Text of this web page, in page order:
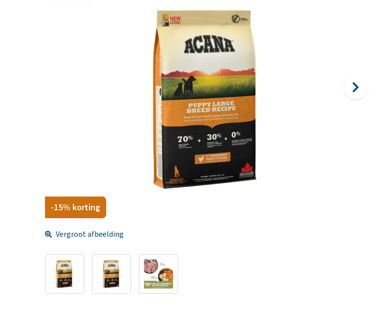
Biologisch hondenvoer
Vegan hondenvoer
Snacks
Bekijk alles
Bench
Op reis en onderweg
Puppy benodigdheden
-15% korting
Vergroot afbeelding